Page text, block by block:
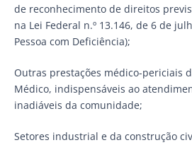
de reconhecimento de direitos
na Lei Federal n.º 13.146, de 6 de
Pessoa com Deficiência);
Outras prestações médico-periciais
Médico, indispensáveis ao
inadiáveis da comunidade;
Setores industrial e da construção